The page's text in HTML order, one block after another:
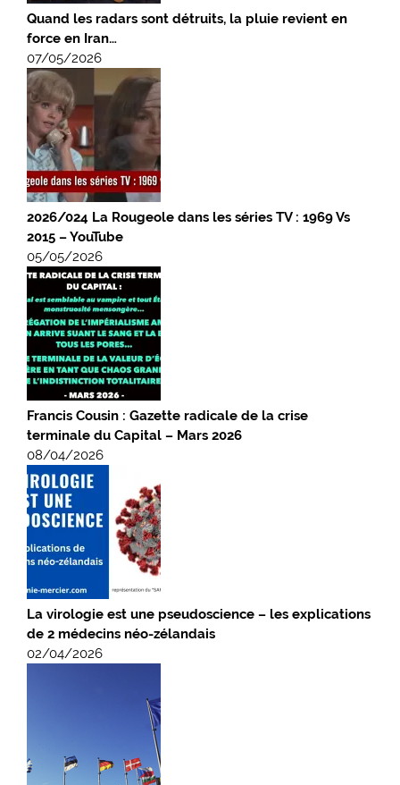
Quand les radars sont détruits, la pluie revient en
force en Iran…
07/05/2026
2026/024 La Rougeole dans les séries TV : 1969 Vs
2015 – YouTube
05/05/2026
Francis Cousin : Gazette radicale de la crise
terminale du Capital – Mars 2026
08/04/2026
La virologie est une pseudoscience – les explications
de 2 médecins néo-zélandais
02/04/2026